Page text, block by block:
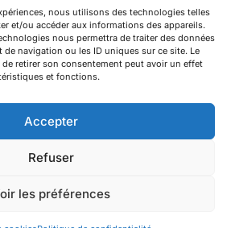
nous utilisons des technologies telles
et/ou accéder aux informations des appareils.
nous permettra de traiter des données
navigation ou les ID uniques sur ce site. Le
retirer son consentement peut avoir un effet
et fonctions.
Accepter
Refuser
les préférences